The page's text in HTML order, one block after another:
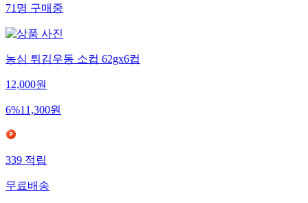
71명구매중
농심 튀김우동 소컵 62gx6컵
12,000원
6%11,300원
339적립
무료배송